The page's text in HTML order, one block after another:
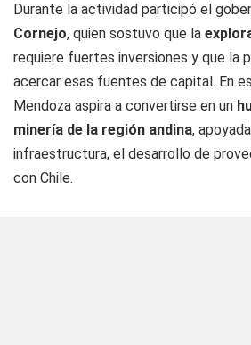
Durante la actividad participó el
Cornejo, quien sostuvo que la
requiere fuertes inversiones y que la
acercar esas fuentes de capital. En
Mendoza aspira a convertirse en un
minería de la región andina,
infraestructura, el desarrollo de
con Chile.